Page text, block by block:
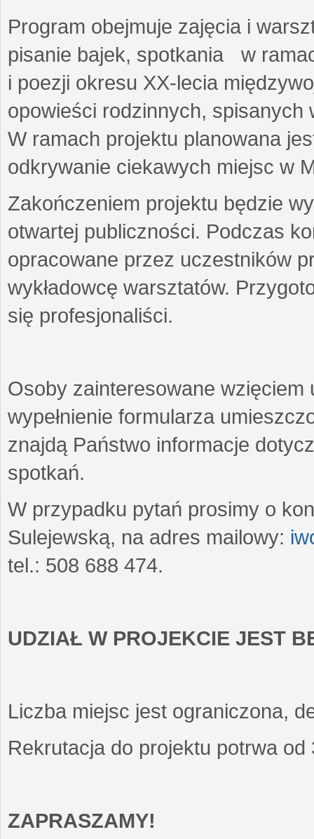
Program obejmuje zajęcia i
pisanie bajek, spotkania w
i poezji okresu XX-lecia
opowieści rodzinnych,
W ramach projektu planowana
odkrywanie ciekawych miejsc w
Zakończeniem projektu będzie
otwartej publiczności. Podczas
opracowane przez uczestników
wykładowcę warsztatów.
się profesjonaliści.
Osoby zainteresowane wzięciem
wypełnienie formularza
znajdą Państwo informacje
spotkań.
W przypadku pytań prosimy o
Sulejewską, na adres mailowy:
tel.: 508 688 474.
UDZIAŁ W PROJEKCIE JEST
Liczba miejsc jest ograniczona,
Rekrutacja do projektu potrwa
ZAPRASZAMY!